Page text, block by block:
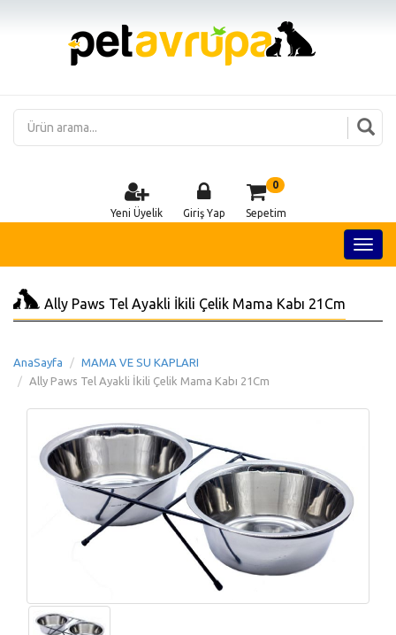
Yeni Üyelik Giriş Yap
0
Sepetim
Ally Paws Tel Ayakli İkili Çelik Mama Kabı 21Cm
AnaSayfa
MAMA VE SU KAPLARI
Ally Paws Tel Ayakli İkili Çelik Mama Kabı 21Cm